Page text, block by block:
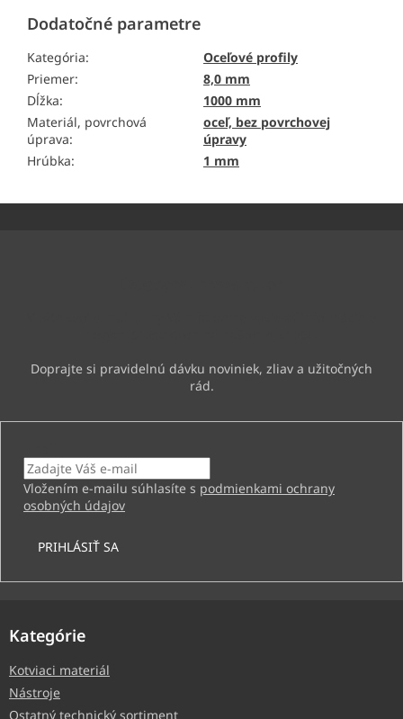
Dodatočné parametre
Kategória:
Oceľové profily
Priemer:
8,0 mm
Dĺžka:
1000 mm
Materiál, povrchová
úprava:
oceľ, bez povrchovej
úpravy
Hrúbka: 1 mm
Vložením e-mailu súhlasíte s podmienkami ochrany
osobných údajov
PRIHLÁSIŤ SA
Kategórie
Kotviaci materiál
Nástroje
Ostatný technický sortiment